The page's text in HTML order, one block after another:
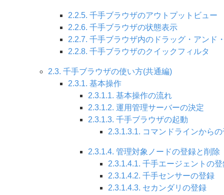
2.2.5. 千手ブラウザのアウトプットビュー
2.2.6. 千手ブラウザの状態表示
2.2.7. 千手ブラウザ内のドラッグ・アンド
2.2.8. 千手ブラウザのクイックフィルタ
2.3. 千手ブラウザの使い方(共通編)
2.3.1. 基本操作
2.3.1.1. 基本操作の流れ
2.3.1.2. 運用管理サーバーの決定
2.3.1.3. 千手ブラウザの起動
2.3.1.3.1. コマンドラインから
2.3.1.4. 管理対象ノードの登録と削除
2.3.1.4.1. 千手エージェントの登
2.3.1.4.2. 千手センサーの登録
2.3.1.4.3. セカンダリの登録